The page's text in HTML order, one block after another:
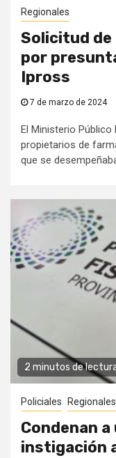
Regionales
Solicitud de
por
Ipross
7 de marzo de 2024
El Ministerio
propietarios de
que se
2 minutos de
Policiales Regionales
Condenan
instigación